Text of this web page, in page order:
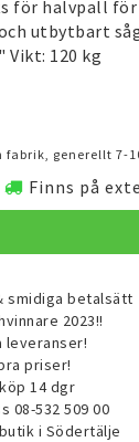
för halvpall
utbytbart
Vikt: 120 kg
fabrik, generellt 7-
Finns på
smidiga betalsätt
2023!!
leveranser!
priser!
14 dgr
08-532 509 00
i Södertälje